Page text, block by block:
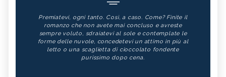
Premiatevi, ogni tanto. Così, a caso. Come? Finite il
romanzo che non avete mai concluso e avreste
sempre voluto, sdraiatevi al sole e contemplate le
forme delle nuvole, concedetevi un attimo in più al
letto o una scaglietta di cioccolato fondente
purissimo dopo cena.